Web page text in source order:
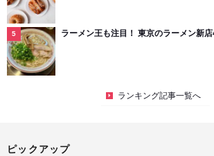
ラーメン王も注目！ 東京のラーメン新
ランキング記事一覧へ
ピックアップ